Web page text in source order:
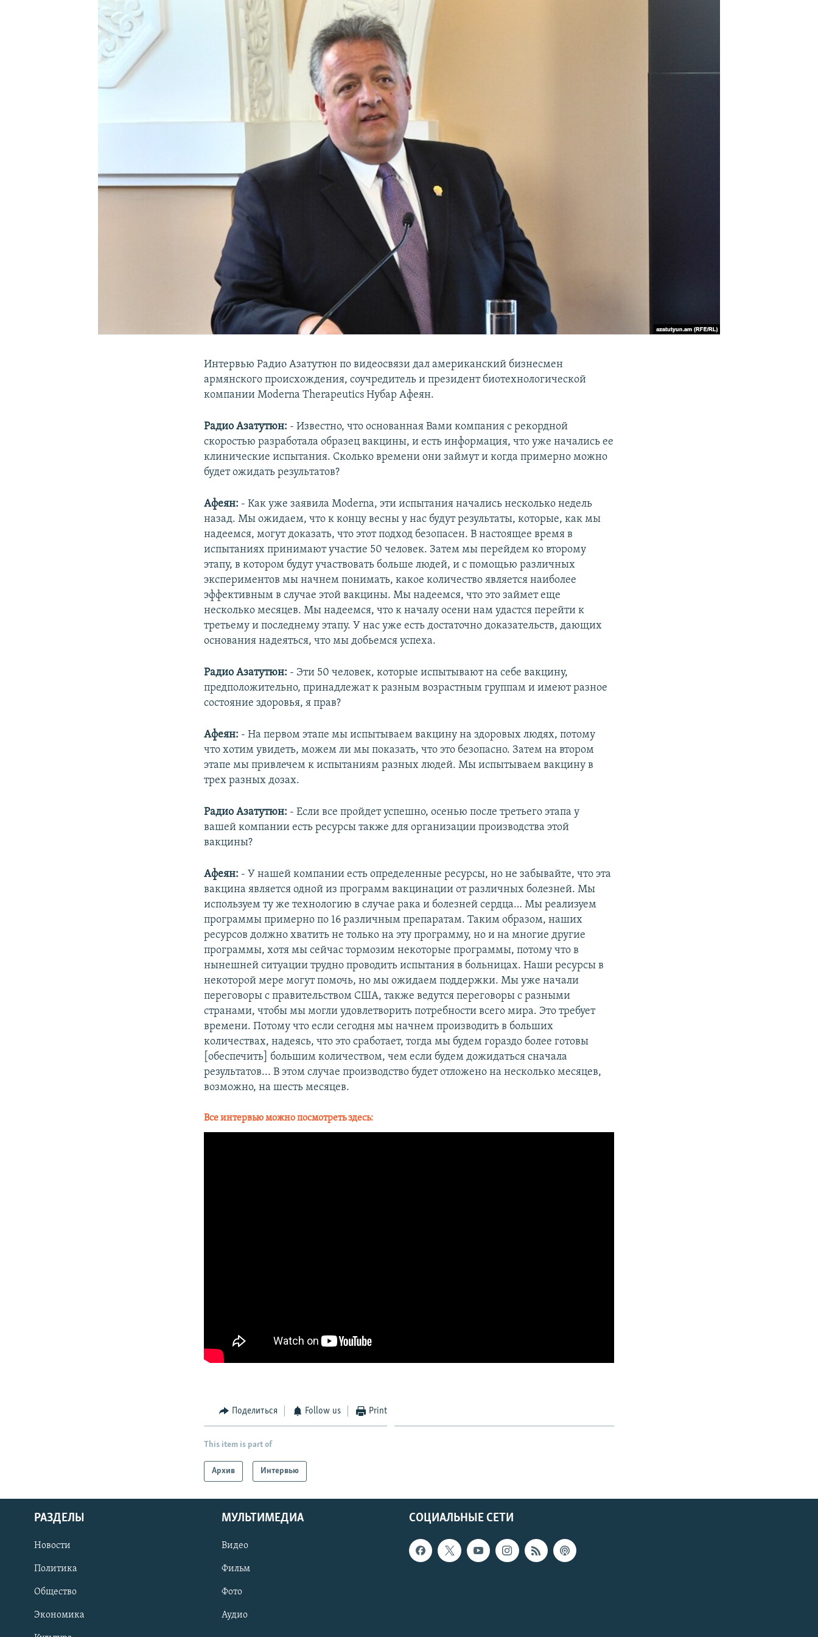
Интервью Радио Азатутюн по видеосвязи дал американский бизнесмен
армянского происхождения, соучредитель и президент биотехнологической
компании Moderna Therapeutics Нубар Афеян.
Радио Азатутюн: - Известно, что основанная Вами компания с рекордной
скоростью разработала образец вакцины, и есть информация, что уже начались ее
клинические испытания. Сколько времени они займут и когда примерно можно
будет ожидать результатов?
Афеян: - Как уже заявила Moderna, эти испытания начались несколько недель
назад. Мы ожидаем, что к концу весны у нас будут результаты, которые, как мы
надеемся, могут доказать, что этот подход безопасен. В настоящее время в
испытаниях принимают участие 50 человек. Затем мы перейдем ко второму
этапу, в котором будут участвовать больше людей, и с помощью различных
экспериментов мы начнем понимать, какое количество является наиболее
эффективным в случае этой вакцины. Мы надеемся, что это займет еще
несколько месяцев. Мы надеемся, что к началу осени нам удастся перейти к
третьему и последнему этапу. У нас уже есть достаточно доказательств, дающих
основания надеяться, что мы добьемся успеха.
Радио Азатутюн: - Эти 50 человек, которые испытывают на себе вакцину,
предположительно, принадлежат к разным возрастным группам и имеют разное
состояние здоровья, я прав?
Афеян: - На первом этапе мы испытываем вакцину на здоровых людях, потому
что хотим увидеть, можем ли мы показать, что это безопасно. Затем на втором
этапе мы привлечем к испытаниям разных людей. Мы испытываем вакцину в
трех разных дозах.
Радио Азатутюн: - Если все пройдет успешно, осенью после третьего этапа у
вашей компании есть ресурсы также для организации производства этой
вакцины?
Афеян: - У нашей компании есть определенные ресурсы, но не забывайте, что эта
вакцина является одной из программ вакцинации от различных болезней. Мы
используем ту же технологию в случае рака и болезней сердца… Мы реализуем
программы примерно по 16 различным препаратам. Таким образом, наших
ресурсов должно хватить не только на эту программу, но и на многие другие
программы, хотя мы сейчас тормозим некоторые программы, потому что в
нынешней ситуации трудно проводить испытания в больницах. Наши ресурсы в
некоторой мере могут помочь, но мы ожидаем поддержки. Мы уже начали
переговоры с правительством США, также ведутся переговоры с разными
странами, чтобы мы могли удовлетворить потребности всего мира. Это требует
времени. Потому что если сегодня мы начнем производить в больших
количествах, надеясь, что это сработает, тогда мы будем гораздо более готовы
[обеспечить] большим количеством, чем если будем дожидаться сначала
результатов... В этом случае производство будет отложено на несколько месяцев,
возможно, на шесть месяцев.
Все интервью можно посмотреть здесь:
Поделиться Follow us Print
This item is part of
Архив Интервью
СОЦИАЛЬНЫЕ СЕТИ
РАЗДЕЛЫ
Новости
Политика
Общество
Экономика
МУЛЬТИМЕДИА
Видео
Фильм
Фото
Аудио